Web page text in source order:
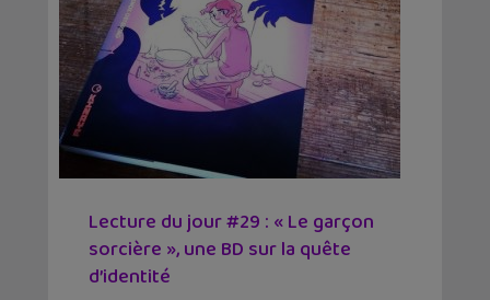
Lecture du jour #29 : « Le garçon
sorcière », une BD sur la quête
d’identité